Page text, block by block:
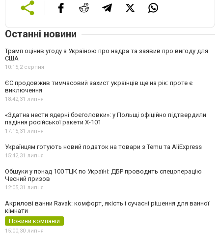
Останні новини
Трамп оцінив угоду з Україною про надра та заявив про вигоду для
США
10:15,2 серпня
ЄС продовжив тимчасовий захист українців ще на рік: проте є
виключення
18:42,31 липня
«Здатна нести ядерні боєголовки»: у Польщі офіційно підтвердили
падіння російської ракети Х-101
17:15,31 липня
Українцям готують новий податок на товари з Temu та AliExpress
15:42,31 липня
Обшуки у понад 100 ТЦК по Україні: ДБР проводить спецоперацію
Чесний призов
12:05,31 липня
Акрилові ванни Ravak: комфорт, якість і сучасні рішення для ванної
кімнати
Новини компаній
15:00,30 липня